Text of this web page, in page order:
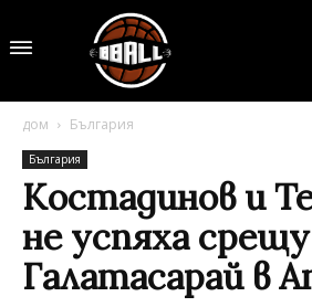
дом България
България
Костадинов и
не успяха срещу
Галатасарай в